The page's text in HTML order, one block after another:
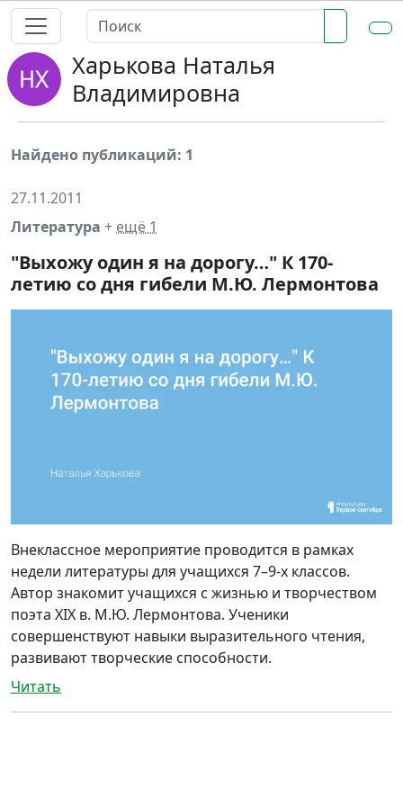
Харькова Наталья
Владимировна
Найдено публикаций: 1
27.11.2011
Литература + ещё 1
"Выхожу один я на дорогу…" К 170-
летию со дня гибели М.Ю. Лермонтова
Внеклассное мероприятие проводится в рамках
недели литературы для учащихся 7–9-х классов.
Автор знакомит учащихся с жизнью и творчеством
поэта XIX в. М.Ю. Лермонтова. Ученики
совершенствуют навыки выразительного чтения,
развивают творческие способности.
Читать